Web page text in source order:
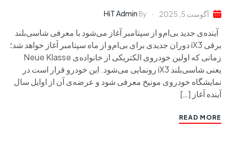
آگوست 5, 2025 By
HiT Admin
آینده‌ی جدید بی‌ام‌و از سپتامبر آغاز می‌شود با معرفی شاسی‌بلند
برقی iX3 دوران جدیدی برای بی‌ام‌و از ماه سپتامبر آغاز خواهد شد؛
زمانی که اولین خودروی الکتریکی از خانواده‌ی Neue Klasse
یعنی شاسی‌بلند iX3 رونمایی می‌شود. این خودرو قرار است در
نمایشگاه خودروی مونیخ معرفی شود و عرضه‌ی آن از اوایل سال
آینده آغاز […]
READ MORE